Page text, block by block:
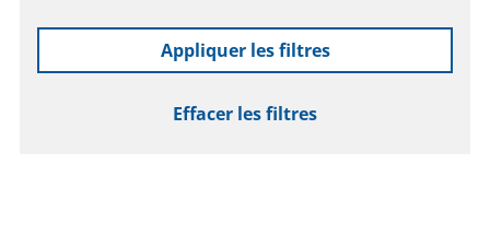
Appliquer les filtres
Effacer les filtres